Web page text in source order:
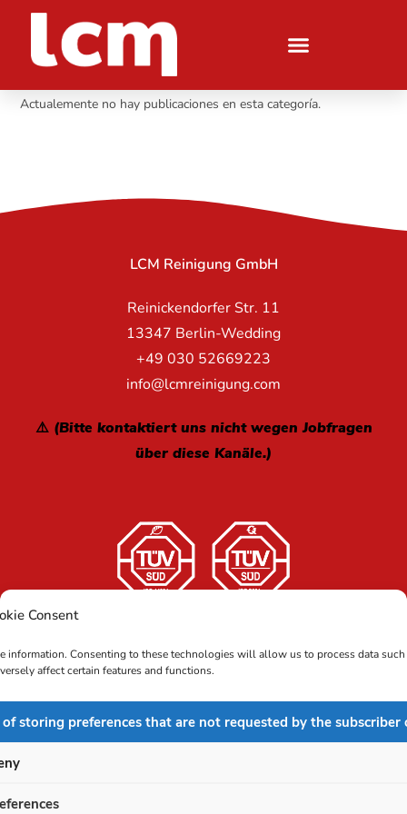
Consent
information. Consenting to these technologies will allow us to process data such
affect certain features and functions.
storing preferences that are not requested by the subscriber
Actualemente no hay publicaciones en esta categoría.
LCM Reinigung GmbH
Reinickendorfer Str. 11
13347 Berlin-Wedding
+49 030 52669223
info@lcmreinigung.com
⚠️ (Bitte kontaktiert uns nicht wegen Jobfragen
über diese Kanäle.)
Copyright 2024 LCM Reinigung GmbH Deutschland | Alle
Rechte vorbehalten |
Politik